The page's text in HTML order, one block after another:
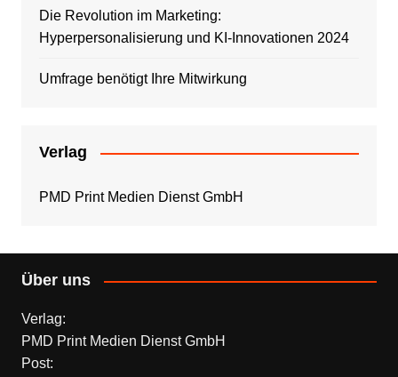
Die Revolution im Marketing:
Hyperpersonalisierung und KI-Innovationen 2024
Umfrage benötigt Ihre Mitwirkung
Verlag
PMD Print Medien Dienst GmbH
Über uns
Verlag:
PMD Print Medien Dienst GmbH
Post: